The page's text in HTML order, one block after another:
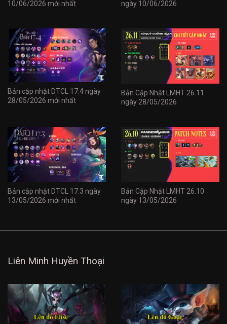
10/06/2026 mới nhất
ngày 10/06/2026
Bản cập nhật DTCL 17.4 ngày
28/05/2026 mới nhất
Bản Cập Nhật LMHT 26.11
ngày 28/05/2026
Bản cập nhật DTCL 17.3 ngày
13/05/2026 mới nhất
Bản Cập Nhật LMHT 26.10
ngày 13/05/2026
Liên Minh Huyền Thoại